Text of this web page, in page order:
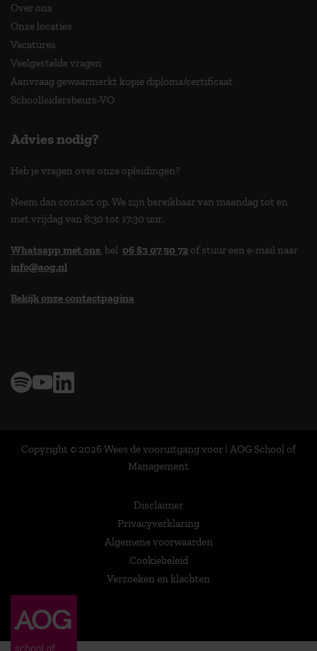
Over ons
Onze locaties
Vacatures
Veelgestelde vragen
Aanvraag gewaarmerkt kopie diploma/certificaat
Schoolleidersbeurs-VO
Advies nodig?
Heb je vragen over onze opleidingen?
Neem dan contact op. We zijn bereikbaar van maandag tot en
met vrijdag van 8:30 tot 17:30 uur.
Whatsapp met ons, bel 06 83 07 50 72 of stuur een e-mail naar
info@aog.nl
Bekijk onze contactpagina
Copyright © 2026 Wees de vooruitgang voor | AOG School of
Management
Disclaimer
Privacyverklaring
Algemene voorwaarden
Cookiebeleid
Verzoeken en klachten